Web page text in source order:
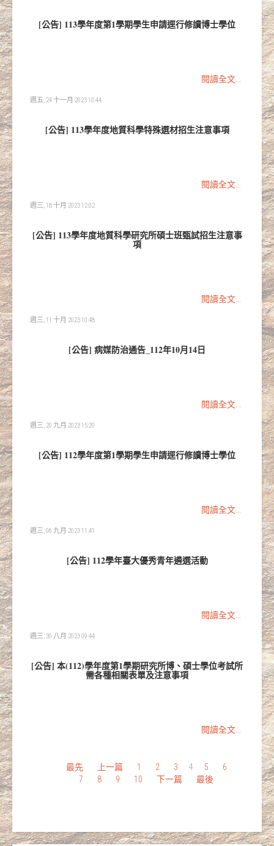
[公告] 113學年度第1學期學生申請逕行修讀博士學位
閱讀全文...
週五, 24 十一月 2023 10:44
[公告] 113學年度地質科學特殊選材招生注意事項
閱讀全文...
週三, 18 十月 2023 12:02
[公告] 113學年度地質科學研究所碩士班甄試招生注意事
項
閱讀全文...
週三, 11 十月 2023 10:48
[公告] 病媒防治通告_112年10月14日
閱讀全文...
週三, 20 九月 2023 15:20
[公告] 112學年度第1學期學生申請逕行修讀博士學位
閱讀全文...
週三, 06 九月 2023 11:41
[公告] 112學年臺大優秀青年遴選活動
閱讀全文...
週三, 30 八月 2023 09:44
[公告] 本(112)學年度第1學期研究所博、碩士學位考試所
需各種相關表單及注意事項
閱讀全文...
最先 上一篇 1 2 3 4 5
6
7
8 9 10 下一篇 最後